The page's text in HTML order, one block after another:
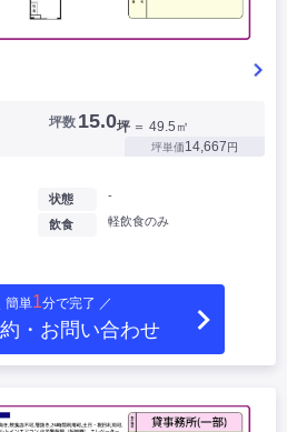
坪数 15.0坪 ＝ 49.5㎡
坪単価14,667円
状態 -
飲食 軽飲食のみ
簡単1分で完了 ／
・お問い合わせ